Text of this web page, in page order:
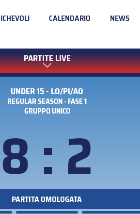
CALENDARIO NEWS
PARTITE LIVE
UNDER 15 - LO/PI/AO
REGULAR SEASON - FASE 1
GRUPPO UNICO
8 : 2
PARTITA OMOLOGATA